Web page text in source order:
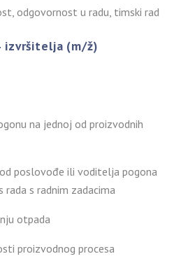
odgovornost u radu, timski rad
izvršitelja (m/ž)
na jednoj od proizvodnih
poslovođe ili voditelja pogona
s radnim zadacima
otpada
proizvodnog procesa